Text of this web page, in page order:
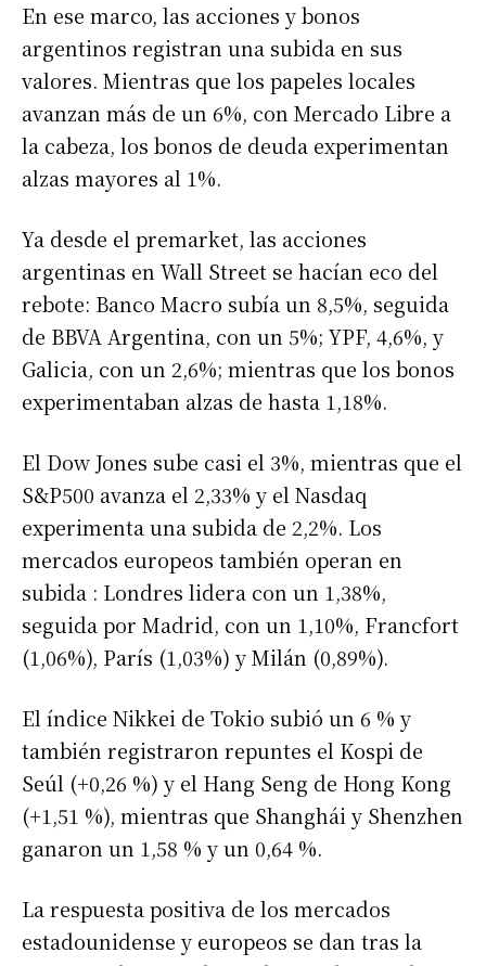
En ese marco, las acciones y bonos
argentinos registran una subida en sus
valores. Mientras que los papeles locales
avanzan más de un 6%, con Mercado Libre a
la cabeza, los bonos de deuda experimentan
alzas mayores al 1%.
Ya desde el premarket, las acciones
argentinas en Wall Street se hacían eco del
rebote: Banco Macro subía un 8,5%, seguida
de BBVA Argentina, con un 5%; YPF, 4,6%, y
Galicia, con un 2,6%; mientras que los bonos
experimentaban alzas de hasta 1,18%.
El Dow Jones sube casi el 3%, mientras que el
S&P500 avanza el 2,33% y el Nasdaq
experimenta una subida de 2,2%. Los
mercados europeos también operan en
subida : Londres lidera con un 1,38%,
seguida por Madrid, con un 1,10%, Francfort
(1,06%), París (1,03%) y Milán (0,89%).
El índice Nikkei de Tokio subió un 6 % y
también registraron repuntes el Kospi de
Seúl (+0,26 %) y el Hang Seng de Hong Kong
(+1,51 %), mientras que Shanghái y Shenzhen
ganaron un 1,58 % y un 0,64 %.
La respuesta positiva de los mercados
estadounidense y europeos se dan tras la